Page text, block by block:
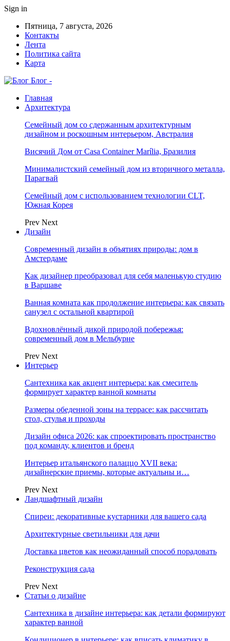
Sign in
Пятница, 7 августа, 2026
Контакты
Лента
Политика сайта
Карта
Блог -
Главная
Архитектура
Семейный дом со сдержанным архитектурным
дизайном и роскошным интерьером, Австралия
Висячий Дом от Casa Container Marília, Бразилия
Минималистский семейный дом из вторичного металла,
Парагвай
Семейный дом с использованием технологии CLT,
Южная Корея
Prev Next
Дизайн
Современный дизайн в объятиях природы: дом в
Амстердаме
Как дизайнер преобразовал для себя маленькую студию
в Варшаве
Ванная комната как продолжение интерьера: как связать
санузел с остальной квартирой
Вдохновлённый дикой природой побережья:
современный дом в Мельбурне
Prev Next
Интерьер
Сантехника как акцент интерьера: как смеситель
формирует характер ванной комнаты
Размеры обеденной зоны на террасе: как рассчитать
стол, стулья и проходы
Дизайн офиса 2026: как спроектировать пространство
под команду, клиентов и бренд
Интерьер итальянского палаццо XVII века:
дизайнерские приемы, которые актуальны и…
Prev Next
Ландшафтный дизайн
Спиреи: декоративные кустарники для вашего сада
Архитектурные светильники для дачи
Доставка цветов как неожиданный способ порадовать
Реконструкция сада
Prev Next
Статьи о дизайне
Сантехника в дизайне интерьера: как детали формируют
характер ванной